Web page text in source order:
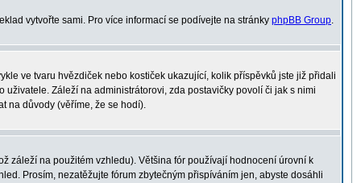
vytvořte sami. Pro více informací se podívejte na stránky phpBB Group.
ve tvaru hvězdiček nebo kostiček ukazující, kolik příspěvků jste již přidali
Záleží na administrátorovi, zda postavičky povolí či jak s nimi
na důvody (věříme, že se hodí).
záleží na použitém vzhledu). Většina fór používají hodnocení úrovní k
Prosím, nezatěžujte fórum zbytečným přispíváním jen, abyste dosáhli